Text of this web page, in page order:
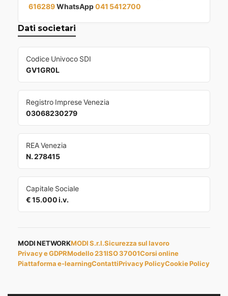
616289WhatsApp041 5412700
Dati societari
Codice Univoco SDI
GV1GR0L
Registro Imprese Venezia
03068230279
REA Venezia
N. 278415
Capitale Sociale
€ 15.000 i.v.
MODI NETWORKMODI S.r.l.Sicurezza sul lavoro
Privacy e GDPRModello 231ISO 37001Corsi online
Piattaforma e-learningContattiPrivacy PolicyCookie Policy